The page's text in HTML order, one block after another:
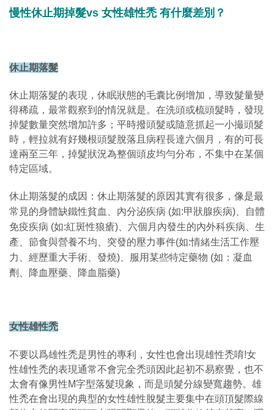
慢性休止期掉髮vs 女性雄性禿 有什麼差別？
休止期落髮
休止期落髮的表現，休眠狀態的毛囊比例增加，導致髮量變
得稀疏，最常觀察到的情況就是。在洗頭或梳頭髮時，發現
掉髮數量突然增加許多；平時撥頭髮或隨意抓起一小撮頭髮
時，輕拉就有好幾根頭髮脫落且病程長達六個月，有的可長
達兩至三年，掉髮狀況為整個頭皮均勻分布，不集中在某個
特定區域。
休止期落髮的成因：休止期落髮的原因其實有很多，像是最
常見的身體缺鐵性貧血、內分泌疾病 (如:甲狀腺疾病)、自體
免疫疾病 (如:紅斑性狼瘡)、六個月內發生的內外科疾病、生
產、節食與營養不均、突發的壓力事件(如:情緒生活工作壓
力、經歷重大手術、發燒)、服用某些特定藥物 (如：凝血
劑、降血壓藥、降血脂藥)
女性雄性禿
不要以爲雄性禿是男性的專利，女性也會出現雄性禿唷!女
性雄性禿的表現通常不會完全禿頭因此起初不易察覺，也不
太會有像男性M字型落髮現象，而是頭髮分線變寬趨勢。雄
性禿在會出現的典型的女性雄性脫髮主要集中在頭頂髮際線